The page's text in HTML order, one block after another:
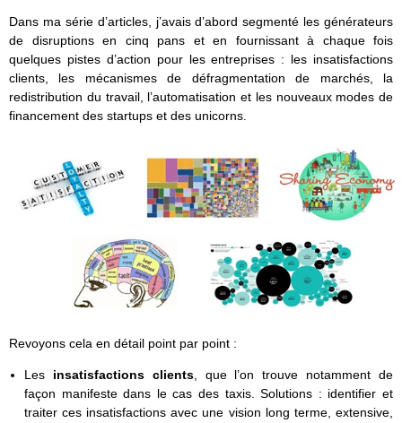
Dans ma série d’articles, j’avais d’abord segmenté les générateurs
de disruptions en cinq pans et en fournissant à chaque fois
quelques pistes d’action pour les entreprises : les insatisfactions
clients, les mécanismes de défragmentation de marchés, la
redistribution du travail, l’automatisation et les nouveaux modes de
financement des startups et des unicorns.
Revoyons cela en détail point par point :
Les insatisfactions clients, que l’on trouve notamment de
façon manifeste dans le cas des taxis. Solutions : identifier et
traiter ces insatisfactions avec une vision long terme, extensive,